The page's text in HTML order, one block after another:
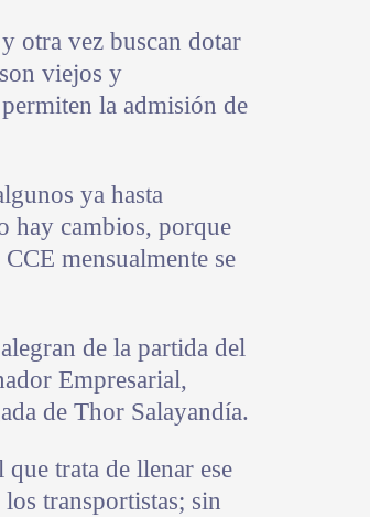
otra vez buscan dotar
viejos y
la admisión de
ya hasta
hay cambios, porque
mensualmente se
de la partida del
Empresarial,
de Thor Salayandía.
trata de llenar ese
transportistas; sin